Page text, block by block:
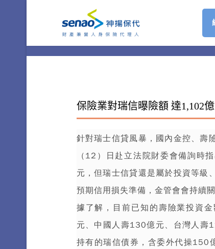
保險業對瑞信曝險額 達1,102億
針對瑞士信貸風暴，國內金控、壽
（12）日赴立法院財委會備詢時
元，但瑞士信貸還是屬於投資等級
預期信用損失準備，金管會會持續關
據了解，目前已知的壽險業投資金
元、中國人壽130億元、台灣人壽
持有的瑞信債券，含委外代操150